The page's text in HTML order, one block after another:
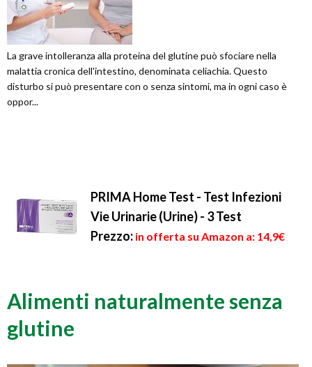
La grave intolleranza alla proteina del glutine può sfociare nella
malattia cronica dell'intestino, denominata celiachia. Questo
disturbo si può presentare con o senza sintomi, ma in ogni caso è
oppor...
PRIMA Home Test - Test Infezioni
Vie Urinarie (Urine) - 3 Test
Prezzo: in offerta su Amazon a: 14,9€
Alimenti naturalmente senza
glutine